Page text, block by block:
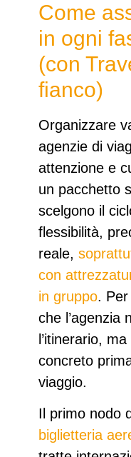
Come
in ogni
(con
fianco)
Organizzare
agenzie di
attenzione e
un pacchetto
scelgono il
flessibilità,
reale,
con
in gruppo.
che l’agenzia
l’itinerario,
concreto
viaggio.
Il primo nodo
biglietteria